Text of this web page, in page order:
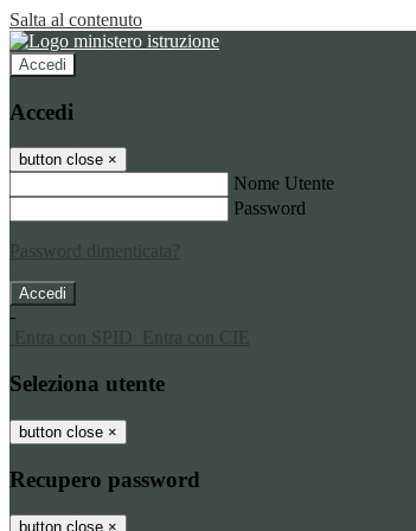
Salta al contenuto
Accedi
Accedi
button close ×
Nome Utente
Password
Password dimenticata?
-
Entra con SPID
Entra con CIE
Seleziona utente
button close ×
Recupero password
button close ×